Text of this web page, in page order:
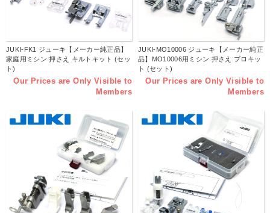
JUKI-FK1 ジューキ【メーカー純正品】
家庭用ミシン 押さえ キルトキット (セッ
ト)
Our Prices are Only Visible to
Members
JUKI-MO10006 ジューキ【メーカー純正
品】MO10006用ミシン 押さえ プロキッ
ト (セット)
Our Prices are Only Visible to
Members